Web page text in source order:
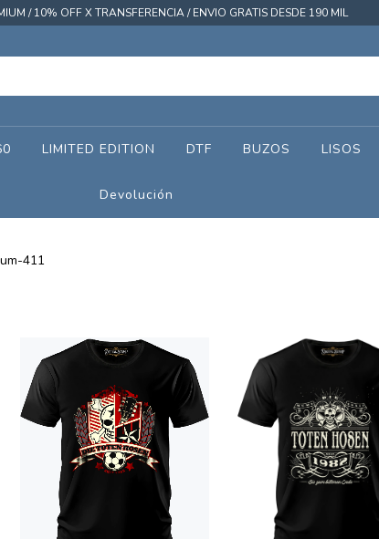
/ 10% OFF X TRANSFERENCIA / ENVIO GRATIS DESDE 190 MIL
LIMITED EDITION DTF BUZOS LISOS
Devolución
411